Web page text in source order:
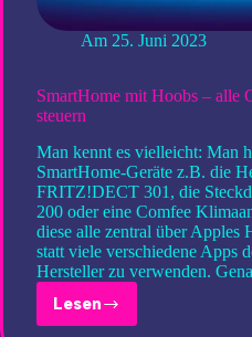
Am 25. Juni 2023
SmartHome mit Hoobs – alle
steuern
Man kennt es vielleicht: Man
SmartHome-Geräte z.B. die
FRITZ!DECT 301, die
200 oder eine Comfee
diese alle zentral über Apples
statt viele verschiedene Apps
Hersteller zu verwenden.
LesenSmartHome
mit